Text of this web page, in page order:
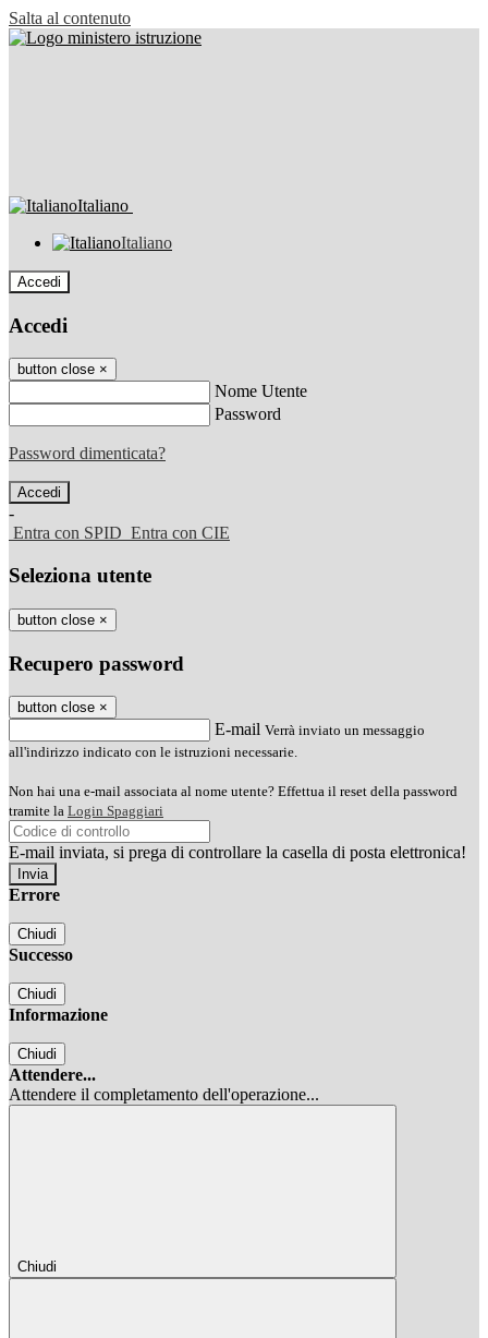
Salta al contenuto
Italiano
Italiano
Accedi
Accedi
button close ×
Nome Utente
Password
Password dimenticata?
-
Entra con SPID Entra con CIE
Seleziona utente
button close ×
Recupero password
button close ×
E-mail Verrà inviato un messaggio
all'indirizzo indicato con le istruzioni necessarie.
Non hai una e-mail associata al nome utente? Effettua il reset della password
tramite la Login Spaggiari
E-mail inviata, si prega di controllare la casella di posta elettronica!
Errore
Chiudi
Successo
Chiudi
Informazione
Chiudi
Attendere...
Attendere il completamento dell'operazione...
Chiudi